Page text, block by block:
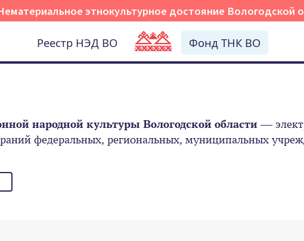
этнокультурное достояние Вологодской
Реестр НЭД ВО Фонд ТНК ВО
народной культуры Вологодской области—
федеральных, региональных, муниципальных